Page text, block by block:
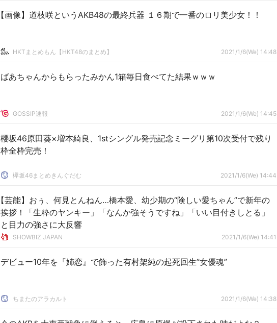
【画像】道枝咲というAKB48の最終兵器 １６期で一番のロリ美少女！！
HKTまとめもん【HKT48のまとめ】 2021/1/6(We) 14:48
ばあちゃんからもらったみかん1箱毎日食べてた結果ｗｗｗ
GOSSIP速報 2021/1/6(We) 14:45
櫻坂46原田葵×増本綺良、1stシングル発売記念ミーグリ第10次受付で残り
枠全枠完売！
欅坂46まとめきんぐだむ 2021/1/6(We) 14:44
【芸能】おぅ、何見とんねん…橋本愛、幼少期の“険しい愛ちゃん”で新年の
挨拶！「生粋のヤンキー」「なんか強そうですね」「いい目付きしとる」
と目力の強さに大反響
SHOWBIZ JAPAN 2021/1/6(We) 14:41
デビュー10年を『姉恋』で飾った有村架純の起死回生”女優魂”
ちまたのアラカルト 2021/1/6(We) 14:38